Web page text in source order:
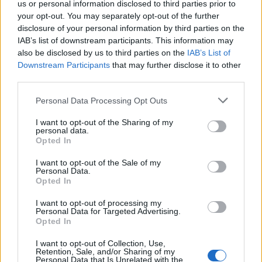
us or personal information disclosed to third parties prior to
your opt-out. You may separately opt-out of the further
disclosure of your personal information by third parties on the
IAB’s list of downstream participants. This information may
also be disclosed by us to third parties on the IAB’s List of
Downstream Participants that may further disclose it to other
Personal Data Processing Opt Outs
I want to opt-out of the Sharing of my
personal data.
Opted In
I want to opt-out of the Sale of my
Personal Data.
Opted In
I want to opt-out of processing my
Personal Data for Targeted Advertising.
Opted In
I want to opt-out of Collection, Use,
Retention, Sale, and/or Sharing of my
Personal Data that Is Unrelated with the